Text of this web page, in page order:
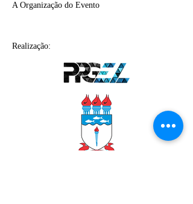
A Organização do Evento
Realização: